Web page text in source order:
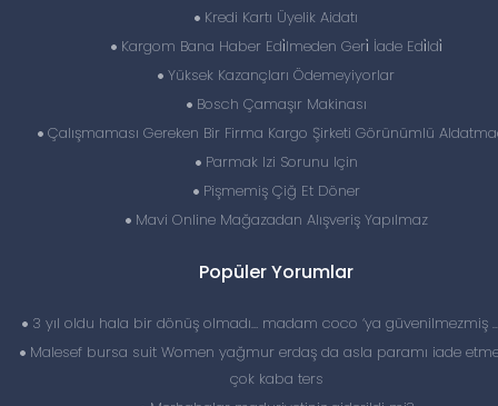
Kredi Kartı Üyelik Aidatı
Kargom Bana Haber Edi̇lmeden Geri̇ İade Edi̇ldi̇
Yüksek Kazançları Ödemeyiyorlar
Bosch Çamaşır Makinası
Çalışmaması Gereken Bir Firma Kargo Şirketi Görünümlü
Parmak Izi Sorunu Için
Pişmemiş Çiğ Et Döner
Mavi Online Mağazadan Alışveriş Yapılmaz
Popüler Yorumlar
3 yıl oldu hala bir dönüş olmadı… madam coco ‘ya güvenilmezmiş
Malesef bursa suit Women yağmur erdaş da asla paramı iade
çok kaba ters